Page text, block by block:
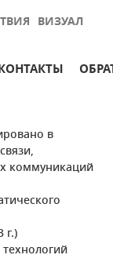
ВИЗУАЛ
в
коммуникаций
г.)